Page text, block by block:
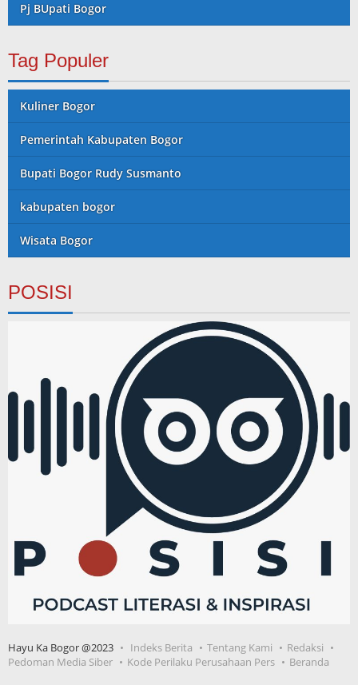
Pj BUpati Bogor
Tag Populer
Kuliner Bogor
Pemerintah Kabupaten Bogor
Bupati Bogor Rudy Susmanto
kabupaten bogor
Wisata Bogor
POSISI
Hayu Ka Bogor @2023 Indeks Berita Tentang Kami
Redaksi
Pedoman Media Siber
Kode Perilaku Perusahaan Pers Beranda